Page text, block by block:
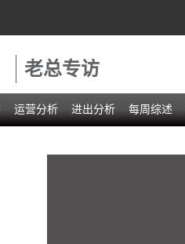
老总专访
运营分析 进出分析 每周综述